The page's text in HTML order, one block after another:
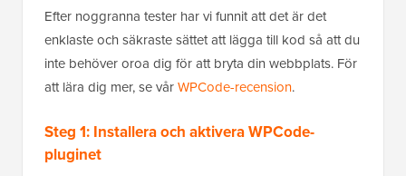
Efter noggranna tester har vi funnit att det är det
enklaste och säkraste sättet att lägga till kod så att du
inte behöver oroa dig för att bryta din webbplats. För
att lära dig mer, se vårWPCode-recension.
Steg 1: Installera och aktivera WPCode-
pluginet